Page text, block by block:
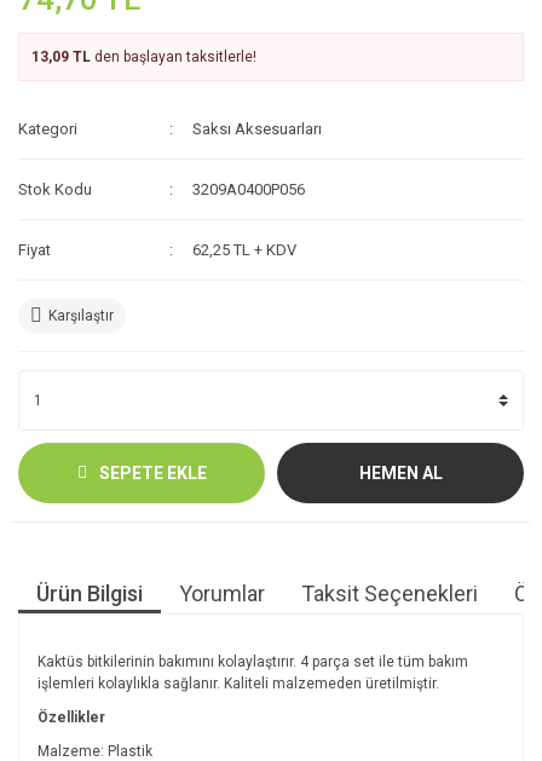
13,09 TL den başlayan taksitlerle!
Kategori Saksı Aksesuarları
Stok Kodu 3209A0400P056
Fiyat 62,25 TL + KDV
Karşılaştır
SEPETE EKLE HEMEN AL
Ürün Bilgisi Yorumlar Taksit Seçenekleri
Kaktüs bitkilerinin bakımını kolaylaştırır. 4 parça set ile tüm bakım
işlemleri kolaylıkla sağlanır. Kaliteli malzemeden üretilmiştir.
Özellikler
Malzeme: Plastik